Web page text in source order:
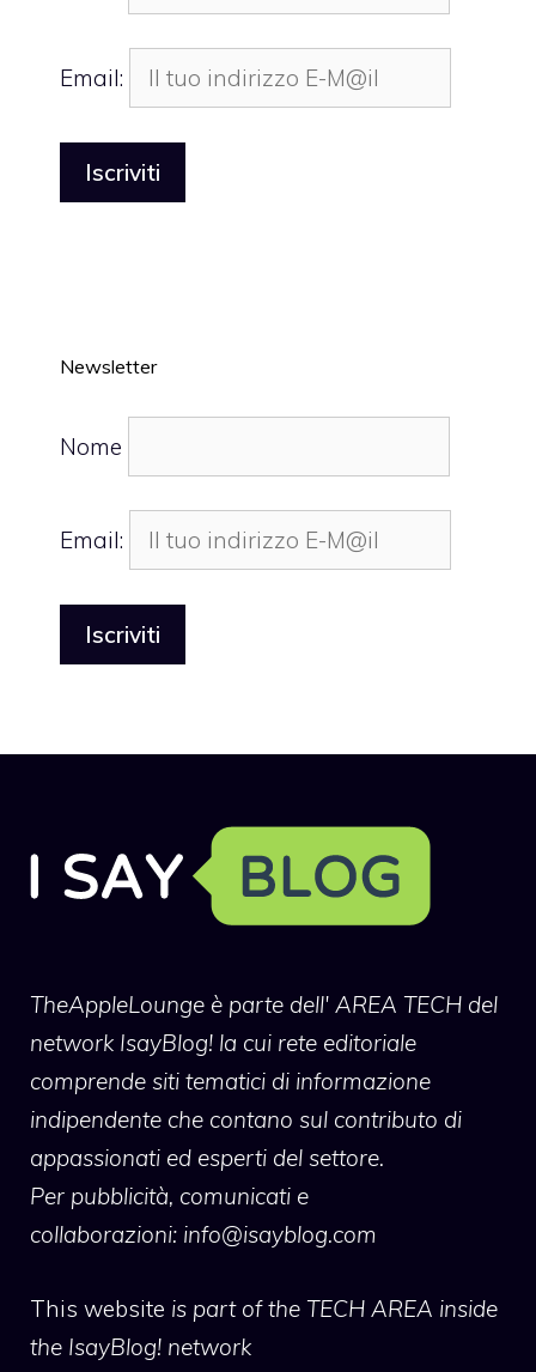
Email:
Newsletter
Nome
Email:
TheAppleLounge è parte dell' AREA TECH del
network IsayBlog! la cui rete editoriale
comprende siti tematici di informazione
indipendente che contano sul contributo di
appassionati ed esperti del settore.
Per pubblicità, comunicati e
collaborazioni: info@isayblog.com
This website is part of the TECH AREA inside
the IsayBlog! network